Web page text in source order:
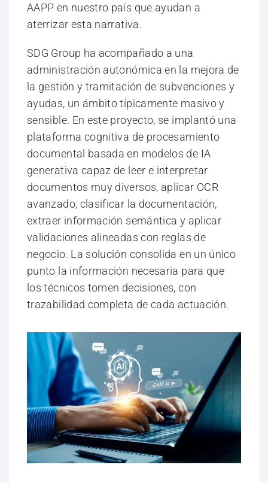
AAPP en nuestro país que ayudan a
aterrizar esta narrativa.
SDG Group ha acompañado a una
administración autonómica en la mejora de
la gestión y tramitación de subvenciones y
ayudas, un ámbito típicamente masivo y
sensible. En este proyecto, se implantó una
plataforma cognitiva de procesamiento
documental basada en modelos de IA
generativa capaz de leer e interpretar
documentos muy diversos, aplicar OCR
avanzado, clasificar la documentación,
extraer información semántica y aplicar
validaciones alineadas con reglas de
negocio. La solución consolida en un único
punto la información necesaria para que
los técnicos tomen decisiones, con
trazabilidad completa de cada actuación.